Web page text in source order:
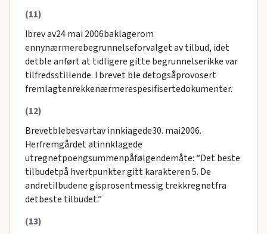
(11)
Ibrev av24 mai 2006baklagerom
ennynærmerebegrunnelseforvalget av tilbud, idet
detble anført at tidligere gitte begrunnelserikke var
tilfredsstillende. I brevet ble detogsåprovosert
fremlagtenrekkenærmerespesifisertedokumenter.
(12)
Brevetblebesvartav innkiagede30. mai2006.
Herfremgårdet atinnklagede
utregnetpoengsummenpåfølgendemåte: “Det beste
tilbudetpå hvertpunkter gitt karakteren 5. De
andretilbudene gisprosentmessig trekkregnetfra
detbeste tilbudet.”
(13)